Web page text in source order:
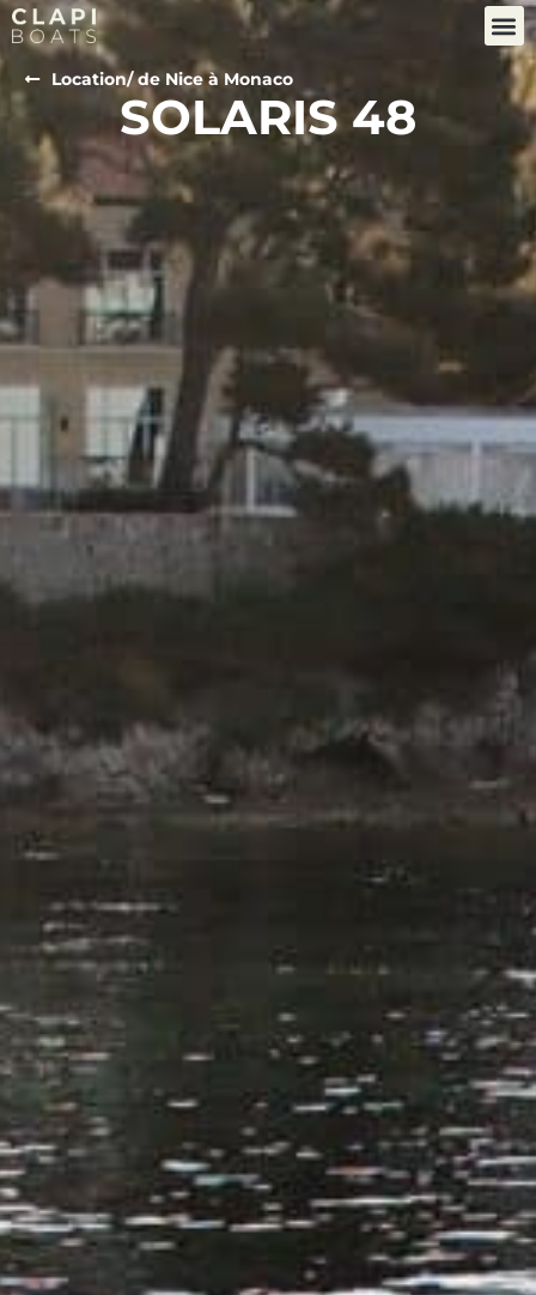
Location/ de Nice à Monaco
SOLARIS 48